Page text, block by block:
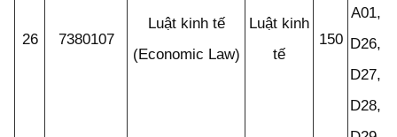
26 7380107
Luật kinh tế
(Economic Law)
Luật kinh
tế
150
A01,
D26,
D27,
D28,